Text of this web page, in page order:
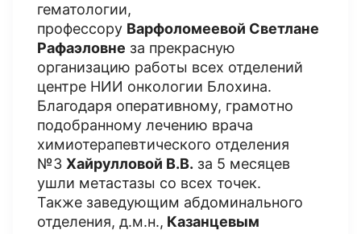
гематологии,
профессору Варфоломеевой Светлане
Рафаэловне за прекрасную
организацию работы всех отделений
центре НИИ онкологии Блохина.
Благодаря оперативному, грамотно
подобранному лечению врача
химиотерапевтического отделения
№3 Хайрулловой В.В. за 5 месяцев
ушли метастазы со всех точек.
Также заведующим абдоминального
отделения, д.м.н., Казанцевым